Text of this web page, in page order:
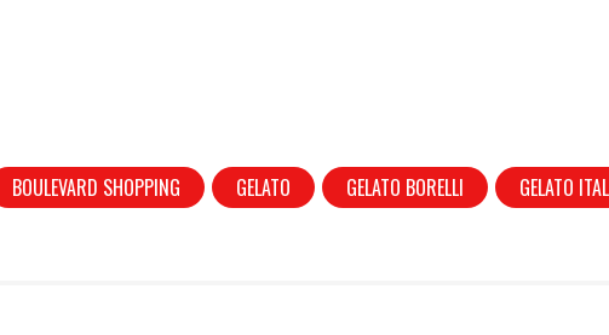
BOULEVARD SHOPPING GELATO GELATO BORELLI GELATO